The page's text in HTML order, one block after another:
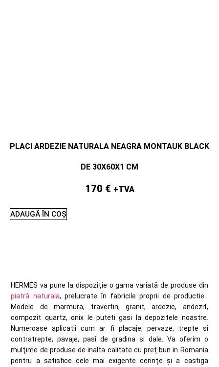
PLACI ARDEZIE NATURALA NEAGRA MONTAUK BLACK
DE 30X60X1 CM
170 € +TVA
ADAUGĂ ÎN COȘ
HERMES va pune la dispoziţie o gama variatǎ de produse din
piatrǎ naturala, prelucrate în fabricile proprii de productie.
Modele de marmura, travertin, granit, ardezie, andezit,
compozit quartz, onix le puteti gasi la depozitele noastre.
Numeroase aplicatii cum ar fi placaje, pervaze, trepte si
contratrepte, pavaje, pasi de gradina si dale. Va oferim o
mulţime de produse de inalta calitate cu preț bun in Romania
pentru a satisfice cele mai exigente cerinţe şi a castiga